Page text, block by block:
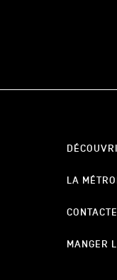
LA
MANGER